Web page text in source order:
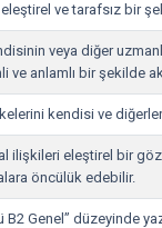
ve tarafsız bir
veya diğer
ve anlamlı bir şekilde
kendisi ve
ilişkileri eleştirel bir
öncülük edebilir.
Genel” düzeyinde